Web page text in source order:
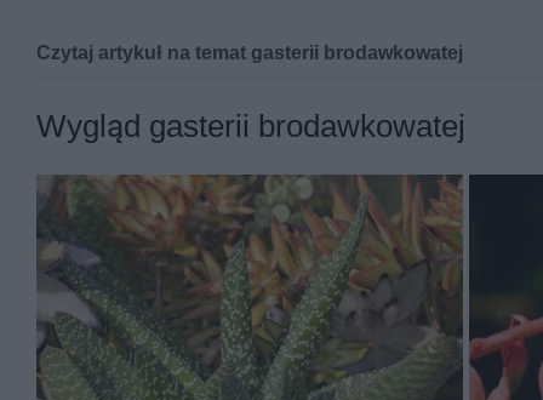
Czytaj artykuł na temat gasterii brodawkowatej
Gasteria brodawkowata znana pod łacińską nazwą
Jej miejsce pochodzenia to Kraj Przylądkowy, a w
Podstawowymi walorami gasterii brodawkowatej są
Aloesik brodawkowaty rośnie rocznie od 10 do 20
brodawkowatej jest wzniesiony, w formie rozety i
Aloesik brodawkowaty ma kwiaty w kolorach takich
Wygląd gasterii brodawkowatej